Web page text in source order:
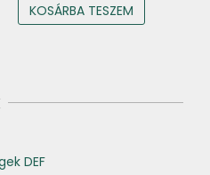
KOSÁRBA TESZEM
DEF